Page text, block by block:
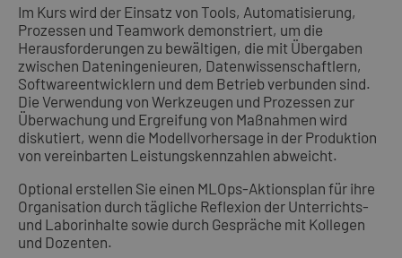
Im Kurs wird der Einsatz von Tools, Automatisierung,
Prozessen und Teamwork demonstriert, um die
Herausforderungen zu bewältigen, die mit Übergaben
zwischen Dateningenieuren, Datenwissenschaftlern,
Softwareentwicklern und dem Betrieb verbunden sind.
Die Verwendung von Werkzeugen und Prozessen zur
Überwachung und Ergreifung von Maßnahmen wird
diskutiert, wenn die Modellvorhersage in der Produktion
von vereinbarten Leistungskennzahlen abweicht.
Optional erstellen Sie einen MLOps-Aktionsplan für ihre
Organisation durch tägliche Reflexion der Unterrichts-
und Laborinhalte sowie durch Gespräche mit Kollegen
und Dozenten.